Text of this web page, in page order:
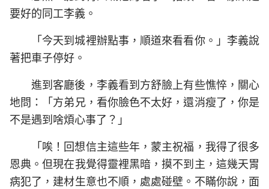
要好的同工李義。
「今天到城裡辦點事，順道來看看你。」李義說
著把車子停好。
進到客廳後，李義看到方舒臉上有些憔悴，關心
地問：「方弟兄，看你臉色不太好，還消瘦了，你是
不是遇到啥煩心事了？」
「唉！回想信主這些年，蒙主祝福，我得了很多
恩典。但現在我覺得靈裡黑暗，摸不到主，這幾天胃
病犯了，建材生意也不順，處處碰壁。不瞞你說，面